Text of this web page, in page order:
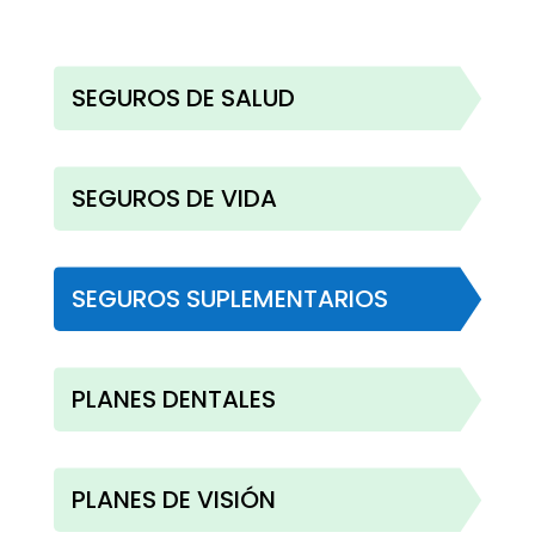
SEGUROS DE SALUD
SEGUROS DE VIDA
SEGUROS SUPLEMENTARIOS
PLANES DENTALES
PLANES DE VISIÓN